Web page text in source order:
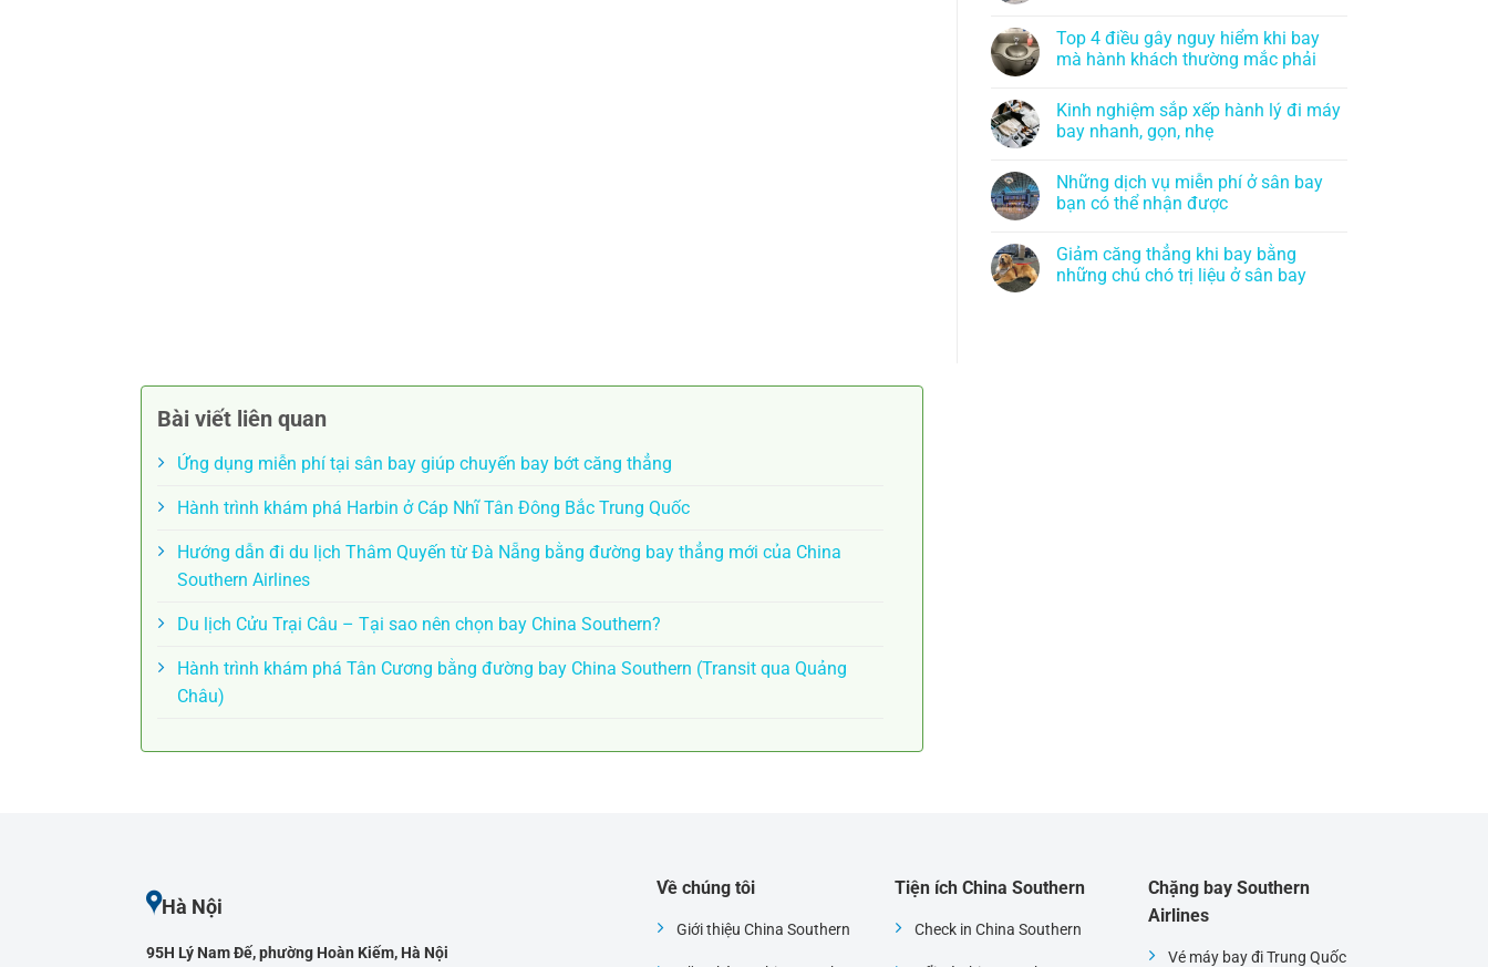
Top 4 điều gây nguy hiểm khi bay
mà hành khách thường mắc phải
Kinh nghiệm sắp xếp hành lý đi máy
bay nhanh, gọn, nhẹ
Những dịch vụ miễn phí ở sân bay
bạn có thể nhận được
Giảm căng thẳng khi bay bằng
những chú chó trị liệu ở sân bay
Bài viết liên quan
Ứng dụng miễn phí tại sân bay giúp chuyến bay bớt căng thẳng
Hành trình khám phá Harbin ở Cáp Nhĩ Tân Đông Bắc Trung Quốc
Hướng dẫn đi du lịch Thâm Quyến từ Đà Nẵng bằng đường bay thẳng mới của China
Southern Airlines
Du lịch Cửu Trại Câu – Tại sao nên chọn bay China Southern?
Hành trình khám phá Tân Cương bằng đường bay China Southern (Transit qua Quảng
Châu)
Hà Nội
95H Lý Nam Đế, phường Hoàn Kiếm, Hà Nội
Về chúng tôi
Giới thiệu China Southern
Tiện ích China Southern
Check in China Southern
Chặng bay Southern
Airlines
Vé máy bay đi Trung Quốc